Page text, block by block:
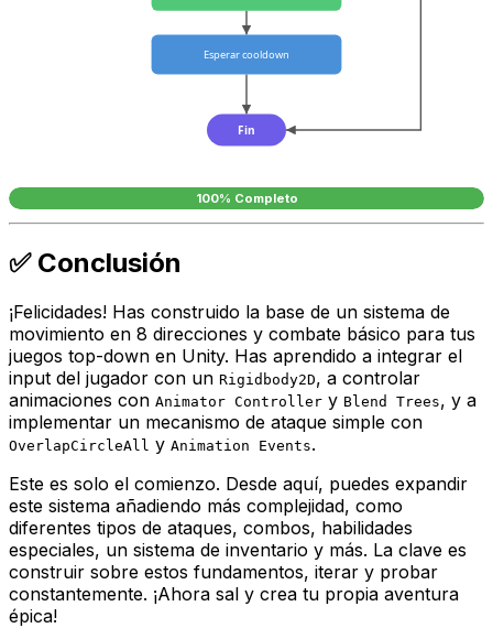
Esperar cooldown
Fin
100% Completo
✅ Conclusión
¡Felicidades! Has construido la base de un sistema de
movimiento en 8 direcciones y combate básico para tus
juegos top-down en Unity. Has aprendido a integrar el
input del jugador con un Rigidbody2D, a controlar
animaciones con Animator Controller y Blend Trees, y a
implementar un mecanismo de ataque simple con
OverlapCircleAll y Animation Events.
Este es solo el comienzo. Desde aquí, puedes expandir
este sistema añadiendo más complejidad, como
diferentes tipos de ataques, combos, habilidades
especiales, un sistema de inventario y más. La clave es
construir sobre estos fundamentos, iterar y probar
constantemente. ¡Ahora sal y crea tu propia aventura
épica!